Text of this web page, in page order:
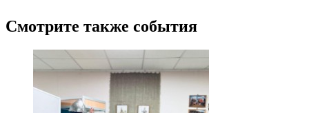
Смотрите также события